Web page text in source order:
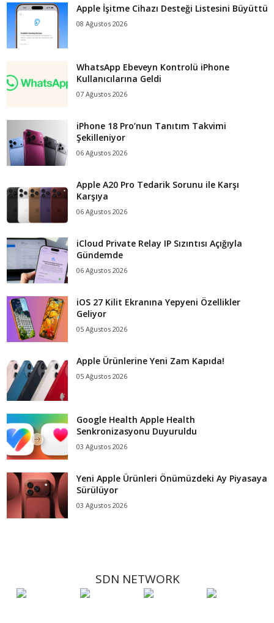
Apple İşitme Cihazı Desteği Listesini Büyüttü
08 Ağustos 2026
WhatsApp Ebeveyn Kontrolü iPhone
Kullanıcılarına Geldi
07 Ağustos 2026
iPhone 18 Pro’nun Tanıtım Takvimi
Şekilleniyor
06 Ağustos 2026
Apple A20 Pro Tedarik Sorunu ile Karşı
Karşıya
06 Ağustos 2026
iCloud Private Relay IP Sızıntısı Açığıyla
Gündemde
06 Ağustos 2026
iOS 27 Kilit Ekranına Yepyeni Özellikler
Geliyor
05 Ağustos 2026
Apple Ürünlerine Yeni Zam Kapıda!
05 Ağustos 2026
Google Health Apple Health
Senkronizasyonu Duyuruldu
03 Ağustos 2026
Yeni Apple Ürünleri Önümüzdeki Ay Piyasaya
Sürülüyor
03 Ağustos 2026
SDN NETWORK